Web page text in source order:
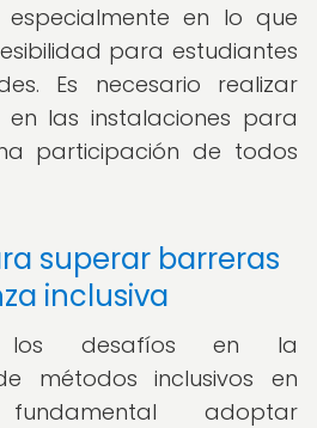
en lo que
para estudiantes
Es necesario realizar
las instalaciones para
participación de todos
superar barreras
inclusiva
los desafíos en la
métodos inclusivos en
adoptar